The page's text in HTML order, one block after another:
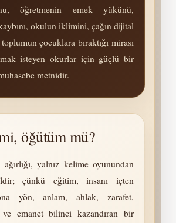
öğretmenin emek yükünü,
okulun iklimini, çağın dijital
toplumun çocuklara bıraktığı mirası
isteyen okurlar için güçlü bir
metnidir.
öğütüm mü?
yalnız kelime oyunundan
çünkü eğitim, insanı içten
yön, anlam, ahlak, zarafet,
emanet bilinci kazandıran bir